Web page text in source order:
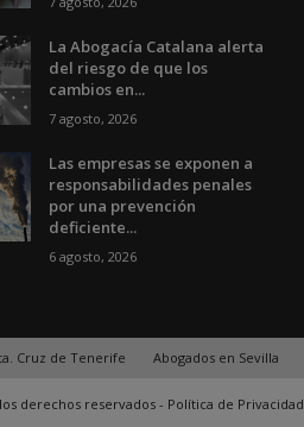
La Abogacía Catalana alerta
del riesgo de que los
cambios en...
7 agosto, 2026
Las empresas se exponen a
responsabilidades penales
por una prevención
deficiente...
6 agosto, 2026
Cruz de Tenerife Abogados en Sevilla
derechos reservados - Política de Privacidad